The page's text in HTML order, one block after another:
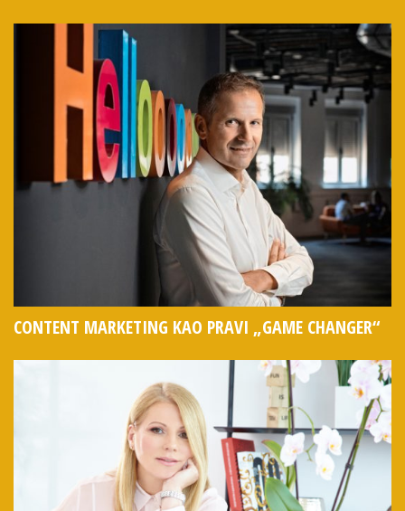
CONTENT MARKETING KAO PRAVI „GAME CHANGER“